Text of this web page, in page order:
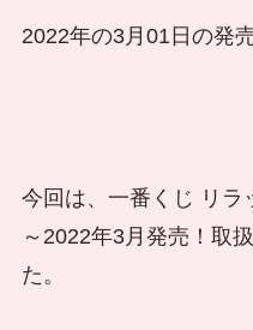
2022年の3月01日の発
今回は、一番くじ リラ
～2022年3月発売！取
た。